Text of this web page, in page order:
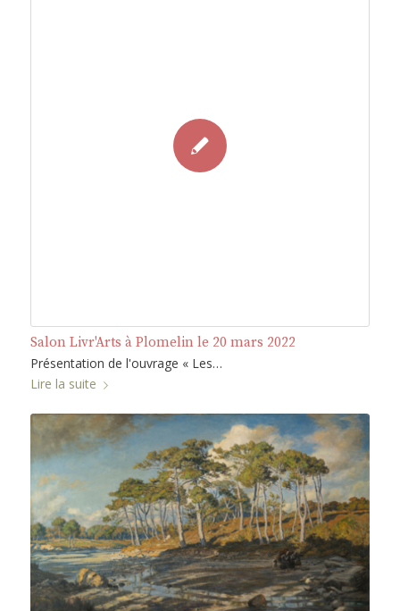
Salon Livr'Arts à Plomelin le 20 mars 2022
Présentation de l'ouvrage « Les…
Lire la suite